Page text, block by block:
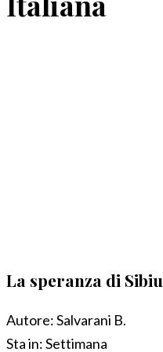
La speranza di Sibiu
Autore:Salvarani B.
Sta in:Settimana